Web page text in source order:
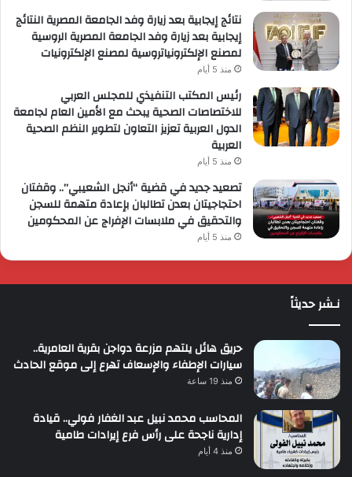
نتائج إيجابية بعد زيارة وفد الجامعة المصرية النتائج
إيجابية بعد زيارة وفد الجامعة المصرية الروسية
لمصنع الإلكترونياتروسية لمصنع الإلكترونيات
منذ 5 أيام
رئيس المكتب التنفيذي للمجلس العربي
للاختصاصات الصحية يبحث مع الأمين العام لجامعة
الدول العربية تعزيز التعاون لتطوير النظم الصحية
العربية
منذ 5 أيام
تصعيد جديد في قضية “أنجل الشعيبي”.. وقفتان
احتجاجيتان بعدن تطالبان بإعادة متهمة للسجن
والتحقيق في ملابسات الإفراج عن المحكومين
منذ 5 أيام
نـشر حديثاً
حريق هائل يلتهم مزرعة دواجن بقرية العامرية..
سيارات الإطفاء والإسعاف تهرع إلى موقع الحادث
منذ 19 ساعة
المحاسب محمد نبيل عبد الغفار فولي.. قيادة
إدارية ناجحة على رأس فرع إيرادات طامية
منذ 4 أيام